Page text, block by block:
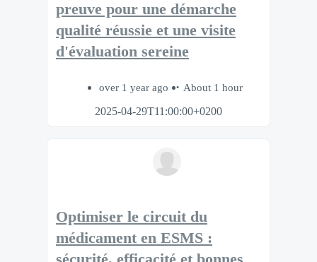
preuve pour une démarche
qualité réussie et une visite
d'évaluation sereine
over 1 year ago
About 1 hour
2025-04-29T11:00:00+0200
Optimiser le circuit du
médicament en ESMS :